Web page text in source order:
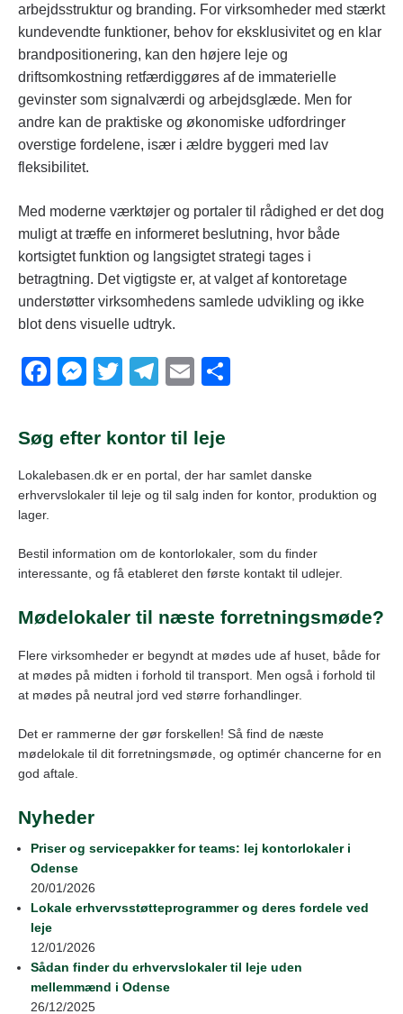
arbejdsstruktur og branding. For virksomheder med stærkt
kundevendte funktioner, behov for eksklusivitet og en klar
brandpositionering, kan den højere leje og
driftsomkostning retfærdiggøres af de immaterielle
gevinster som signalværdi og arbejdsglæde. Men for
andre kan de praktiske og økonomiske udfordringer
overstige fordelene, især i ældre byggeri med lav
fleksibilitet.
Med moderne værktøjer og portaler til rådighed er det dog
muligt at træffe en informeret beslutning, hvor både
kortsigtet funktion og langsigtet strategi tages i
betragtning. Det vigtigste er, at valget af kontoretage
understøtter virksomhedens samlede udvikling og ikke
blot dens visuelle udtryk.
F
c
e
b
o
k
M
ss
n
er
T
tt
T
e
a
E
ail
Søg efter kontor til leje
Lokalebasen.dk er en portal, der har samlet danske
erhvervslokaler til leje og til salg inden for kontor, produktion og
lager.
Bestil information om de kontorlokaler, som du finder
interessante, og få etableret den første kontakt til udlejer.
Mødelokaler til næste forretningsmøde?
Flere virksomheder er begyndt at mødes ude af huset, både for
at mødes på midten i forhold til transport. Men også i forhold til
at mødes på neutral jord ved større forhandlinger.
Det er rammerne der gør forskellen! Så find de næste
mødelokale til dit forretningsmøde, og optimér chancerne for en
god aftale.
Nyheder
Priser og servicepakker for teams: lej kontorlokaler i
Odense
20/01/2026
Lokale erhvervsstøtteprogrammer og deres fordele ved
leje
12/01/2026
Sådan finder du erhvervslokaler til leje uden
mellemmænd i Odense
26/12/2025